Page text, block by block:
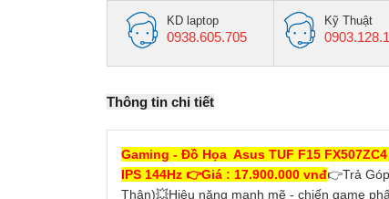
KD laptop
0938.605.705
Kỹ Thuật
Thông tin chi tiết
Gaming - Đồ Họa Asus TUF F15 FX507ZC4
IPS 144Hz 👉Giá : 17.900.000 vnđ👉Trả
Thân)💥Hiệu năng mạnh mẽ - chiến game